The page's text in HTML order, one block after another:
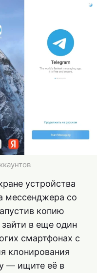
устройства
мессенджера со
копию
в еще один
смартфонах с
клонирования
— ищите её в